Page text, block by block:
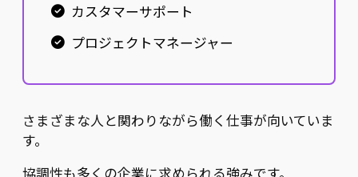
カスタマーサポート
プロジェクトマネージャー
さまざまな人と関わりながら働く仕事が向いていま
す。
協調性も多くの企業に求められる強みです。